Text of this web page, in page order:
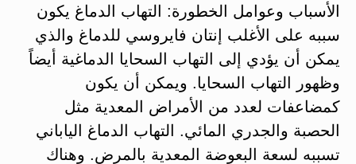
الأسباب وعوامل الخطورة: التهاب الدماغ يكون
سببه على الأغلب إنتان فايروسي للدماغ والذي
يمكن أن يؤدي إلى التهاب السحايا الدماغية أيضاً
وظهور التهاب السحايا. ويمكن أن يكون
كمضاعفات لعدد من الأمراض المعدية مثل
الحصبة والجدري المائي. التهاب الدماغ الياباني
تسببه لسعة البعوضة المعدية بالمرض. وهناك